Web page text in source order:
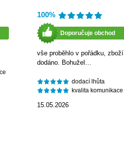
100%
Doporučuje obchod
vše proběhlo v pořádku, zboží
dodáno. Bohužel…
dodací lhůta
kvalita komunikace
15.05.2026